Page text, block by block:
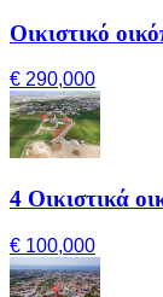
Οικιστικό
€ 290,000
4 Οικιστικά
€ 100,000